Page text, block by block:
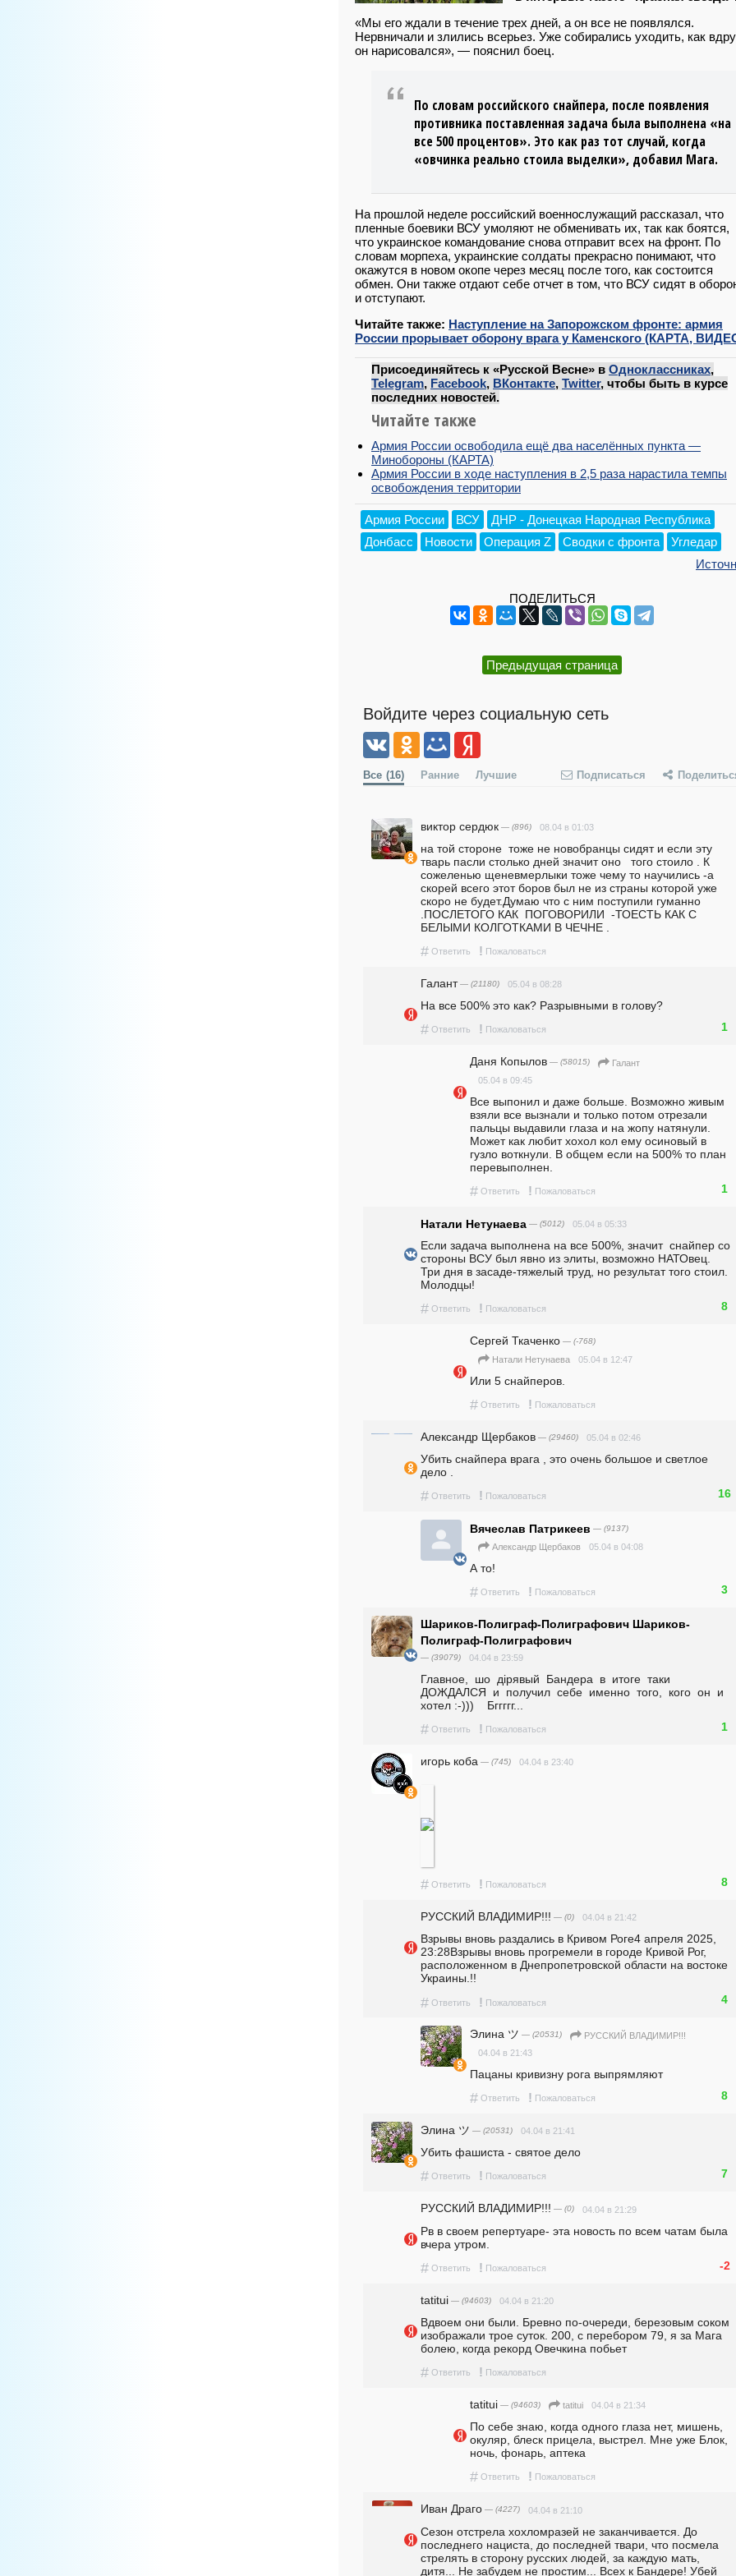
«Мы его ждали в течение трех дней, а он все не появлялся.
Нервничали и злились всерьез. Уже собирались уходить, как
он нарисовался», — пояснил боец.
По словам российского снайпера, после появления
противника поставленная задача была выполнена «на
все 500 процентов». Это как раз тот случай, когда
«овчинка реально стоила выделки», добавил Мага.
На прошлой неделе российский военнослужащий рассказал, что
пленные боевики ВСУ умоляют не обменивать их, так как боятся,
что украинское командование снова отправит всех на фронт. По
словам морпеха, украинские солдаты прекрасно понимают, что
окажутся в новом окопе через месяц после того, как состоится
обмен. Они также отдают себе отчет в том, что ВСУ сидят в
и отступают.
Читайте также: Наступление на Запорожском фронте: армия
России прорывает оборону врага у Каменского (КАРТА,
Присоединяйтесь к «Русской Весне» в Одноклассниках,
Telegram, Facebook, ВКонтакте, Twitter, чтобы быть в курсе
последних новостей.
Читайте также
Армия России освободила ещё два населённых пункта —
Минобороны (КАРТА)
Армия России в ходе наступления в 2,5 раза нарастила темпы
освобождения территории
Армия России ВСУ
ДНР - Донецкая Народная Республика
Донбасс
Новости Операция Z Сводки с фронта
Угледар
ПОДЕЛИТЬСЯ
Предыдущая страница
Войдите через социальную сеть
Все (16) Ранние Лучшие Подписаться
виктор сердюк — (896) 08.04 в 01:03
на той стороне  тоже не новобранцы сидят и если эту
тварь пасли столько дней значит оно   того стоило . К
сожеленью щеневмерлыки тоже чему то научились -а
скорей всего этот боров был не из страны которой уже
скоро не будет.Думаю что с ним поступили гуманно
.ПОСЛЕТОГО КАК  ПОГОВОРИЛИ  -ТОЕСТЬ КАК С
БЕЛЫМИ КОЛГОТКАМИ В ЧЕЧНЕ .
# Ответить ! Пожаловаться
Галант— (21180) 05.04 в 08:28
На все 500% это как? Разрывными в голову?
# Ответить ! Пожаловаться 1
Даня Копылов — (58015)
Галант
05.04 в 09:45
Все выпонил и даже больше. Возможно живым
взяли все вызнали и только потом отрезали
пальцы выдавили глаза и на жопу натянули.
Может как любит хохол кол ему осиновый в
гузло воткнули. В общем если на 500% то план
перевыполнен.
# Ответить ! Пожаловаться 1
Натали Нетунаева — (5012) 05.04 в 05:33
Если задача выполнена на все 500%, значит  снайпер со
стороны ВСУ был явно из элиты, возможно НАТОвец.
Три дня в засаде-тяжелый труд, но результат того стоил.
Молодцы!
# Ответить ! Пожаловаться 8
Сергей Ткаченко — (-768)
Натали Нетунаева 05.04 в 12:47
Или 5 снайперов.
# Ответить ! Пожаловаться
Александр Щербаков — (29460) 05.04 в 02:46
Убить снайпера врага , это очень большое и светлое
дело .
# Ответить ! Пожаловаться 16
Вячеслав Патрикеев — (9137)
Александр Щербаков 05.04 в 04:08
А то!
# Ответить ! Пожаловаться 3
Шариков-Полиграф-Полиграфович Шариков-
Полиграф-Полиграфович
— (39079) 04.04 в 23:59
Главное,  шо  дiрявый  Бандера  в  итоге  таки
ДОЖДАЛСЯ  и  получил  себе  именно  того,  кого  он  и
хотел :-)))    Бггггг...
# Ответить ! Пожаловаться 1
игорь коба — (745) 04.04 в 23:40
# Ответить ! Пожаловаться 8
РУССКИЙ ВЛАДИМИР!!! — (0) 04.04 в 21:42
Взрывы вновь раздались в Кривом Роге4 апреля 2025,
23:28Взрывы вновь прогремели в городе Кривой Рог,
расположенном в Днепропетровской области на востоке
Украины.!!
# Ответить ! Пожаловаться 4
Элина ツ — (20531)
РУССКИЙ ВЛАДИМИР!!!
04.04 в 21:43
Пацаны кривизну рога выпрямляют
# Ответить ! Пожаловаться 8
Элина ツ — (20531) 04.04 в 21:41
Убить фашиста - святое дело
# Ответить ! Пожаловаться 7
РУССКИЙ ВЛАДИМИР!!! — (0) 04.04 в 21:29
Рв в своем репертуаре- эта новость по всем чатам была
вчера утром.
# Ответить ! Пожаловаться -2
tatitui — (94603) 04.04 в 21:20
Вдвоем они были. Бревно по-очереди, березовым соком
изображали трое суток. 200, с перебором 79, я за Мага
болею, когда рекорд Овечкина побьет
# Ответить ! Пожаловаться
tatitui — (94603) tatitui 04.04 в 21:34
По себе знаю, когда одного глаза нет, мишень,
окуляр, блеск прицела, выстрел. Мне уже Блок,
ночь, фонарь, аптека
# Ответить ! Пожаловаться
Иван Драго — (4227) 04.04 в 21:10
Сезон отстрела хохломразей не заканчивается. До
последнего нациста, до последней твари, что посмела
стрелять в сторону русских людей, за каждую мать,
дитя... Не забудем не простим... Всех к Бандере! Убей